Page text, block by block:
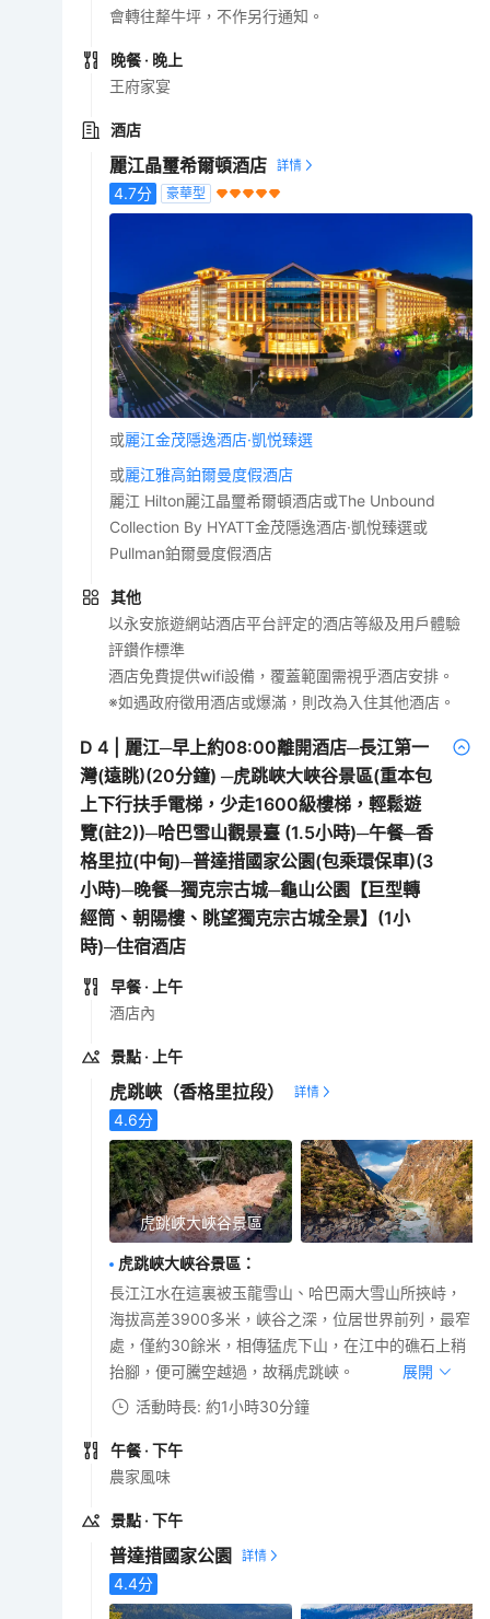
會轉往犛牛坪，不作另行通知。
晚餐 · 晚上
王府家宴
酒店
麗江晶璽希爾頓酒店
4.7分 豪華型
或麗江金茂隱逸酒店·凱悦臻選
或麗江雅高鉑爾曼度假酒店
麗江 Hilton麗江晶璽希爾頓酒店或The Unbound
Collection By HYATT金茂隱逸酒店·凱悅臻選或
Pullman鉑爾曼度假酒店
其他
以永安旅遊網站酒店平台評定的酒店等級及用戶體驗
評鑽作標準
酒店免費提供wifi設備，覆蓋範圍需視乎酒店安排。
※如遇政府徵用酒店或爆滿，則改為入住其他酒店。
D4
麗江─早上約08:00離開酒店─長江第一
灣(遠眺)(20分鐘) ─虎跳峽大峽谷景區(重本包
上下行扶手電梯，少走1600級樓梯，輕鬆遊
覽(註2))─哈巴雪山觀景臺 (1.5小時)─午餐─香
格里拉(中甸)─普達措國家公園(包乘環保車)(3
小時)─晚餐─獨克宗古城─龜山公園【巨型轉
經筒、朝陽樓、眺望獨克宗古城全景】(1小
時)─住宿酒店
早餐 · 上午
酒店內
景點 · 上午
虎跳峽（香格里拉段）
4.6分
虎跳峽大峽谷景區
虎跳峽大峽谷景區 ：
長江江水在這裏被玉龍雪山、哈巴兩大雪山所挾峙，
海拔高差3900多米，峽谷之深，位居世界前列，最窄
處，僅約30餘米，相傳猛虎下山，在江中的礁石上稍
抬腳，便可騰空越過，故稱虎跳峽。
展開
活動時長: 約1小時30分鐘
午餐 · 下午
農家風味
景點 · 下午
普達措國家公園
4.4分